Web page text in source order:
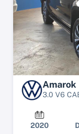
Amarok
3.0 V6
2020